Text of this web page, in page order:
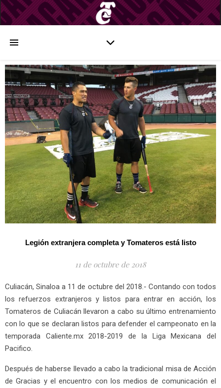
Legión extranjera completa y Tomateros está listo
11 de octubre de 2018
Culiacán, Sinaloa a 11 de octubre del 2018.- Contando con todos
los refuerzos extranjeros y listos para entrar en acción, los
Tomateros de Culiacán llevaron a cabo su último entrenamiento
con lo que se declaran listos para defender el campeonato en la
temporada Caliente.mx 2018-2019 de la Liga Mexicana del
Pacifico.
Después de haberse llevado a cabo la tradicional misa de Acción
de Gracias y el encuentro con los medios de comunicación el